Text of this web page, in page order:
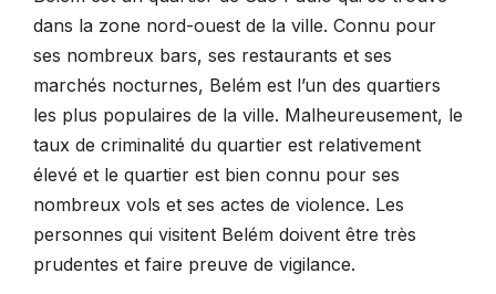
dans la zone nord-ouest de la ville. Connu pour
ses nombreux bars, ses restaurants et ses
marchés nocturnes, Belém est l’un des quartiers
les plus populaires de la ville. Malheureusement, le
taux de criminalité du quartier est relativement
élevé et le quartier est bien connu pour ses
nombreux vols et ses actes de violence. Les
personnes qui visitent Belém doivent être très
prudentes et faire preuve de vigilance.